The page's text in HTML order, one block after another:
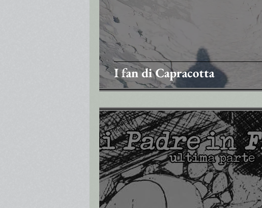
I fan di Capracotta
9 dic 2021